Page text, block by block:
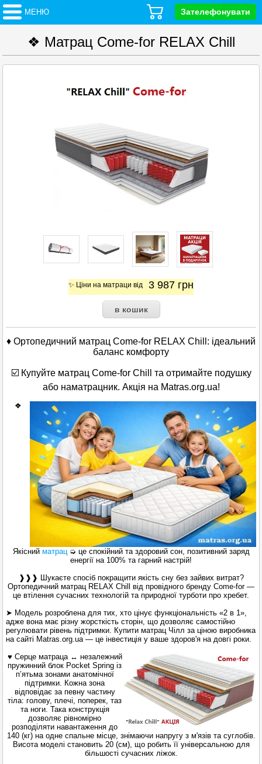
МЕНЮ Зателефонувати
❖ Матрац Come-for RELAX Chill
✨ Ціни на матраци від 3 987 грн
♦ Ортопедичний матрац Come-for RELAX Chill: ідеальний
баланс комфорту
☑️ Купуйте матрац Come-for Chill та отримайте подушку
або наматрацник. Акція на Matras.org.ua!
❖
Якісний матрац➭ це спокійний та здоровий сон, позитивний заряд
енергії на 100% та гарний настрій!
❱❱❱ Шукаєте спосіб покращити якість сну без зайвих витрат?
Ортопедичний матрац RELAX Chill від провідного бренду Come-for —
це втілення сучасних технологій та природної турботи про хребет.
➤ Модель розроблена для тих, хто цінує функціональність «2 в 1»,
адже вона має різну жорсткість сторін, що дозволяє самостійно
регулювати рівень підтримки. Купити матрац Чілл за ціною виробника
на сайті Matras.org.ua — це інвестиція у ваше здоров'я на довгі роки.
♥ Серце матраца ↔ незалежний
пружинний блок Pocket Spring із
п’ятьма зонами анатомічної
підтримки. Кожна зона
відповідає за певну частину
тіла: голову, плечі, поперек, таз
та ноги. Така конструкція
дозволяє рівномірно
розподіляти навантаження до
140 (кг) на одне спальне місце, знімаючи напругу з м'язів та суглобів.
Висота моделі становить 20 (см), що робить її універсальною для
більшості сучасних ліжок.